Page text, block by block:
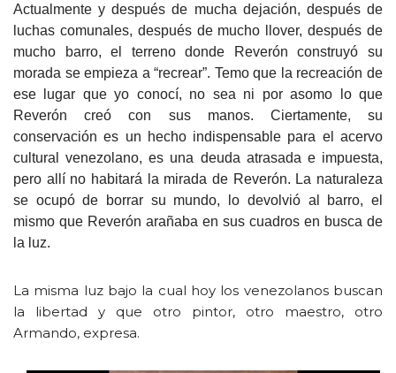
Actualmente y después de mucha dejación, después de
luchas comunales, después de mucho llover, después de
mucho barro, el terreno donde Reverón construyó su
morada se empieza a “recrear”. Temo que la recreación de
ese lugar que yo conocí, no sea ni por asomo lo que
Reverón creó con sus manos. Ciertamente, su
conservación es un hecho indispensable para el acervo
cultural venezolano, es una deuda atrasada e impuesta,
pero allí no habitará la mirada de Reverón. La naturaleza
se ocupó de borrar su mundo, lo devolvió al barro, el
mismo que Reverón arañaba en sus cuadros en busca de
la luz.
La misma luz bajo la cual hoy los venezolanos buscan
la libertad y que otro pintor, otro maestro, otro
Armando, expresa.